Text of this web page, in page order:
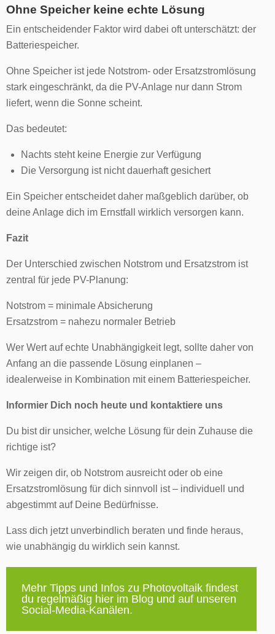
Ohne Speicher keine echte Lösung
Ein entscheidender Faktor wird dabei oft unterschätzt: der
Batteriespeicher.
Ohne Speicher ist jede Notstrom- oder Ersatzstromlösung
stark eingeschränkt, da die PV-Anlage nur dann Strom
liefert, wenn die Sonne scheint.
Das bedeutet:
Nachts steht keine Energie zur Verfügung
Die Versorgung ist nicht dauerhaft gesichert
Ein Speicher entscheidet daher maßgeblich darüber, ob
deine Anlage dich im Ernstfall wirklich versorgen kann.
Fazit
Der Unterschied zwischen Notstrom und Ersatzstrom ist
zentral für jede PV-Planung:
Notstrom = minimale Absicherung
Ersatzstrom = nahezu normaler Betrieb
Wer Wert auf echte Unabhängigkeit legt, sollte daher von
Anfang an die passende Lösung einplanen –
idealerweise in Kombination mit einem Batteriespeicher.
Informier Dich noch heute und kontaktiere uns
Du bist dir unsicher, welche Lösung für dein Zuhause die
richtige ist?
Wir zeigen dir, ob Notstrom ausreicht oder ob eine
Ersatzstromlösung für dich sinnvoll ist – individuell und
abgestimmt auf Deine Bedürfnisse.
Lass dich jetzt unverbindlich beraten und finde heraus,
wie unabhängig du wirklich sein kannst.
Mehr Tipps und Infos zu Photovoltaik findest
du regelmäßig hier im Blog und auf unseren
Social-Media-Kanälen.